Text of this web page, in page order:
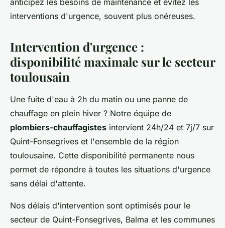
anticipez les besoins de maintenance et évitez les
interventions d'urgence, souvent plus onéreuses.
Intervention d'urgence :
disponibilité maximale sur le secteur
toulousain
Une fuite d'eau à 2h du matin ou une panne de
chauffage en plein hiver ? Notre équipe de
plombiers-chauffagistes intervient 24h/24 et 7j/7 sur
Quint-Fonsegrives et l'ensemble de la région
toulousaine. Cette disponibilité permanente nous
permet de répondre à toutes les situations d'urgence
sans délai d'attente.
Nos délais d'intervention sont optimisés pour le
secteur de Quint-Fonsegrives, Balma et les communes